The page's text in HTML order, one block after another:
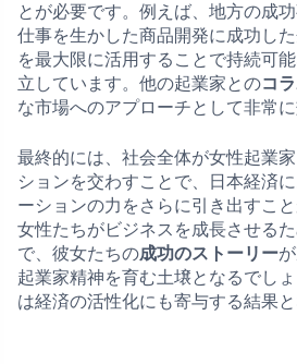
とが必要です。例えば、地方の成
仕事を生かした商品開発に成功し
を最大限に活用することで持続可
立しています。他の起業家とのコ
な市場へのアプローチとして非常に
最終的には、社会全体が女性起業
ションを交わすことで、日本経済
ーションの力をさらに引き出すこ
女性たちがビジネスを成長させる
で、彼女たちの成功のストーリー
起業家精神を育む土壌となるでし
は経済の活性化にも寄与する結果と